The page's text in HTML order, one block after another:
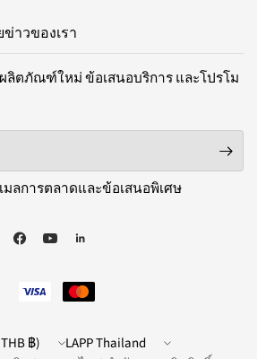
าวของเรา
ลิตภัณฑ์ใหม่ ข้อเสนอบริการ และโปรโม
ลการตลาดและข้อเสนอพิเศษ
LAPP